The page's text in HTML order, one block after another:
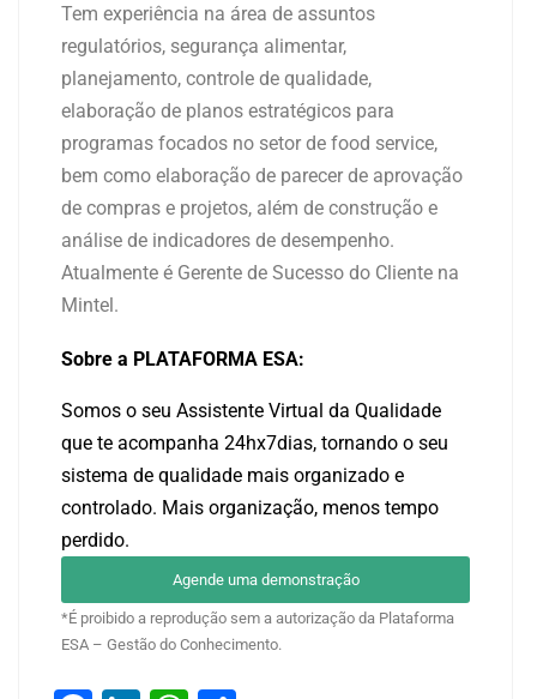
Tem experiência na área de assuntos
regulatórios, segurança alimentar,
planejamento, controle de qualidade,
elaboração de planos estratégicos para
programas focados no setor de food service,
bem como elaboração de parecer de aprovação
de compras e projetos, além de construção e
análise de indicadores de desempenho.
Atualmente é Gerente de Sucesso do Cliente na
Mintel.
Sobre a PLATAFORMA ESA:
Somos o seu Assistente Virtual da Qualidade
que te acompanha 24hx7dias, tornando o seu
sistema de qualidade mais organizado e
controlado. Mais organização, menos tempo
perdido.
Agende uma demonstração
*É proibido a reprodução sem a autorização da Plataforma
ESA – Gestão do Conhecimento.